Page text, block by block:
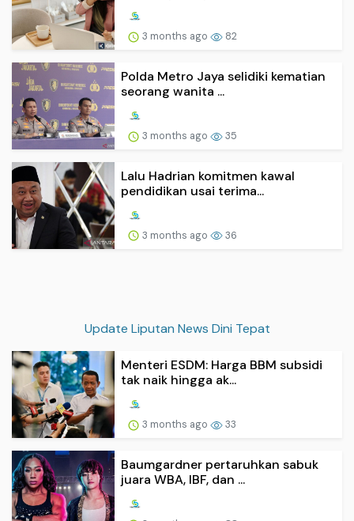
3 months ago 82
Polda Metro Jaya selidiki kematian
seorang wanita ...
3 months ago 35
Lalu Hadrian komitmen kawal
pendidikan usai terima...
3 months ago 36
Update Liputan News Dini Tepat
Menteri ESDM: Harga BBM subsidi
tak naik hingga ak...
3 months ago 33
Baumgardner pertaruhkan sabuk
juara WBA, IBF, dan ...